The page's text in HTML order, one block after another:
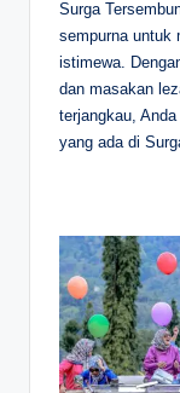
Surga
sempurna untuk
istimewa.
dan masakan
terjangkau,
yang ada di